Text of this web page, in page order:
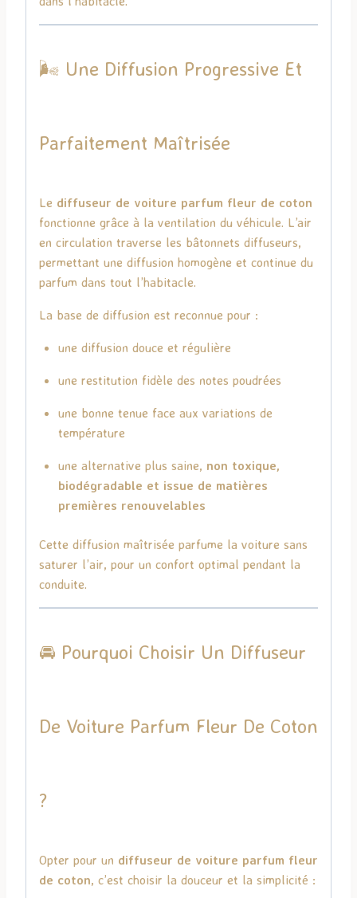
🌬️ Une Diffusion Progressive Et
Parfaitement Maîtrisée
Le diffuseur de voiture parfum fleur de coton
fonctionne grâce à la ventilation du véhicule. L’air
en circulation traverse les bâtonnets diffuseurs,
permettant une diffusion homogène et continue du
parfum dans tout l’habitacle.
La base de diffusion est reconnue pour :
une diffusion douce et régulière
une restitution fidèle des notes poudrées
une bonne tenue face aux variations de
température
une alternative plus saine, non toxique,
biodégradable et issue de matières
premières renouvelables
Cette diffusion maîtrisée parfume la voiture sans
saturer l’air, pour un confort optimal pendant la
conduite.
🚘 Pourquoi Choisir Un Diffuseur
De Voiture Parfum Fleur De Coton
?
Opter pour un diffuseur de voiture parfum fleur
de coton, c’est choisir la douceur et la simplicité :